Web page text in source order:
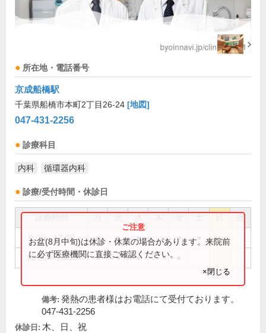
所在地・電話番号
京成船橋駅
千葉県船橋市本町2丁目26-24 [地図]
047-431-2256
診療科目
内科 循環器内科
診療/受付時間・休診日
祝
9:00～12:30 ● ● ● ●
16:00～18:00 ● ● ●
お盆(8月中旬)は休診・休業の場合があります。来院前
に必ず医療機関に直接ご確認ください。
×閉じる
備考: 発熱の患者様はお電話にて受付ております。
047-431-2256
休診日: 木、日、祝